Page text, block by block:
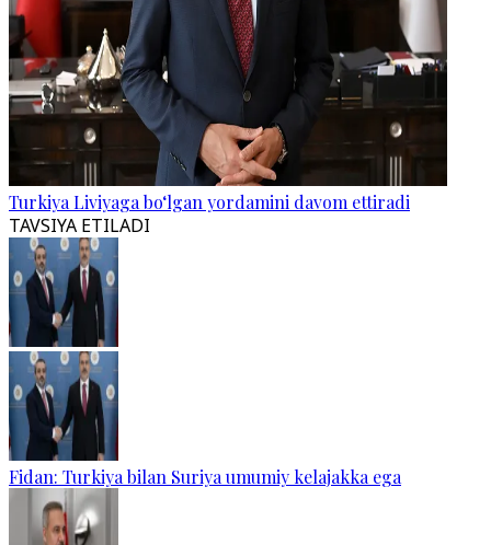
Turkiya Liviyaga bo‘lgan yordamini davom ettiradi
TAVSIYA ETILADI
Fidan: Turkiya bilan Suriya umumiy kelajakka ega